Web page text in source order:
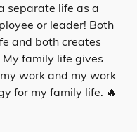
separate life as a
or leader! Both
and both creates
family life gives
work and my work
for my family life. 🔥